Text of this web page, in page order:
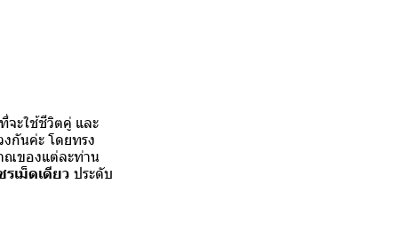
จะใช้ชีวิตคู่ และ
กันค่ะ โดยทรง
ณของแต่ละท่าน
เม็ดเดียว ประดับ